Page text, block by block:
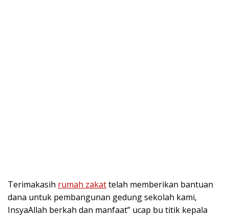
Terimakasih rumah zakattelah memberikan bantuan
dana untuk pembangunan gedung sekolah kami,
InsyaAllah berkah dan manfaat” ucap bu titik kepala